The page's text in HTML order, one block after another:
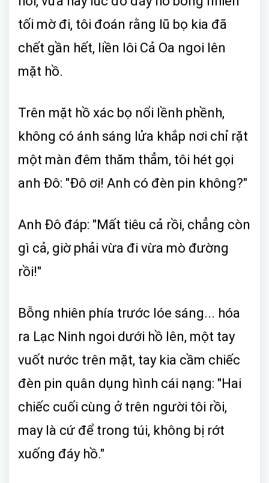
tối mờ đi, tôi đoán rằng lũ bọ kia đã
chết gần hết, liền lôi Cả Oa ngoi lên
mặt hồ.
Trên mặt hồ xác bọ nổi lềnh phềnh,
không có ánh sáng lửa khắp nơi chỉ rặt
một màn đêm thăm thẳm, tôi hét gọi
anh Đô: "Đô ơi! Anh có đèn pin không?"
Anh Đô đáp: "Mất tiêu cả rồi, chẳng còn
gì cả, giờ phải vừa đi vừa mò đường
rồi!"
Bỗng nhiên phía trước lóe sáng... hóa
ra Lạc Ninh ngoi dưới hồ lên, một tay
vuốt nước trên mặt, tay kia cầm chiếc
đèn pin quân dụng hình cái nạng: "Hai
chiếc cuối cùng ở trên người tôi rồi,
may là cứ để trong túi, không bị rớt
xuống đáy hồ."